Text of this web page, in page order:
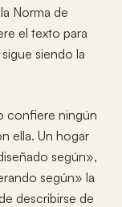
Norma de
el texto para
siendo la
confiere ningún
ella. Un hogar
según»,
según» la
describirse de